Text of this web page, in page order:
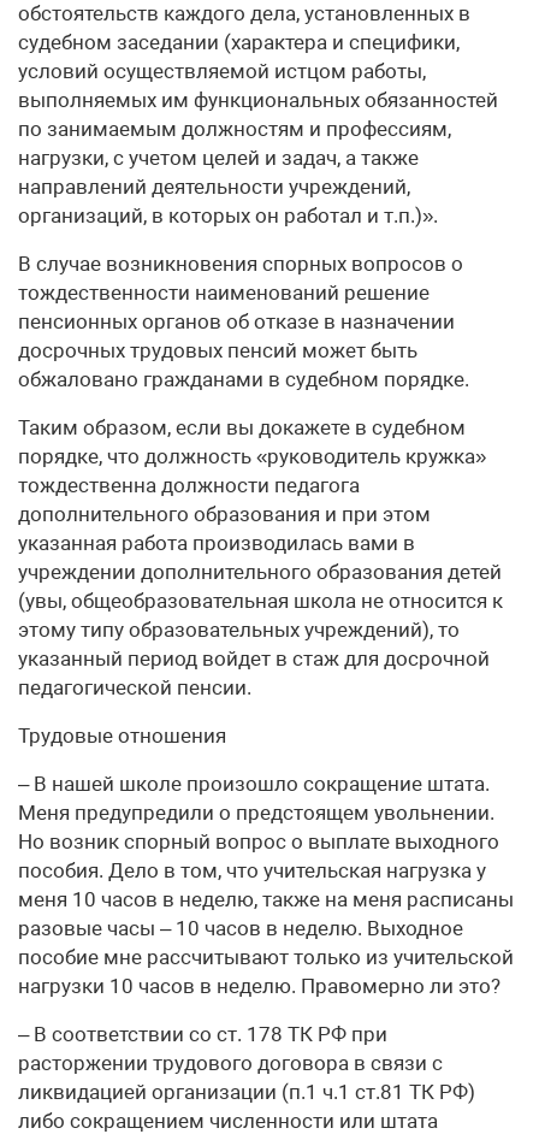
обстоятельств каждого дела, установленных в
судебном заседании (характера и специфики,
условий осуществляемой истцом работы,
выполняемых им функциональных обязанностей
по занимаемым должностям и профессиям,
нагрузки, с учетом целей и задач, а также
направлений деятельности учреждений,
организаций, в которых он работал и т.п.)».
В случае возникновения спорных вопросов о
тождественности наименований решение
пенсионных органов об отказе в назначении
досрочных трудовых пенсий может быть
обжаловано гражданами в судебном порядке.
Таким образом, если вы докажете в судебном
порядке, что должность «руководитель кружка»
тождественна должности педагога
дополнительного образования и при этом
указанная работа производилась вами в
учреждении дополнительного образования детей
(увы, общеобразовательная школа не относится к
этому типу образовательных учреждений), то
указанный период войдет в стаж для досрочной
педагогической пенсии.
Трудовые отношения
– В нашей школе произошло сокращение штата.
Меня предупредили о предстоящем увольнении.
Но возник спорный вопрос о выплате выходного
пособия. Дело в том, что учительская нагрузка у
меня 10 часов в неделю, также на меня расписаны
разовые часы – 10 часов в неделю. Выходное
пособие мне рассчитывают только из учительской
нагрузки 10 часов в неделю. Правомерно ли это?
– В соответствии со ст. 178 ТК РФ при
расторжении трудового договора в связи с
ликвидацией организации (п.1 ч.1 ст.81 ТК РФ)
либо сокращением численности или штата